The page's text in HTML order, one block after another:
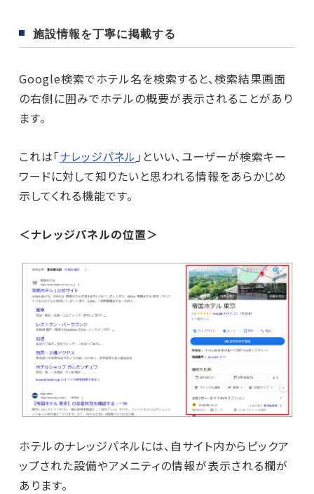
施設情報を丁寧に掲載する
Google検索でホテル名を検索すると、検索結果画面
の右側に囲みでホテルの概要が表示されることがあり
ます。
これは「ナレッジパネル 」といい、ユーザーが検索キー
ワードに対して知りたいと思われる情報をあらかじめ
示してくれる機能です。
＜ナレッジパネルの位置＞
ホテルのナレッジパネルには、自サイト内からピックア
ップされた設備やアメニティの情報が表示される欄が
あります。